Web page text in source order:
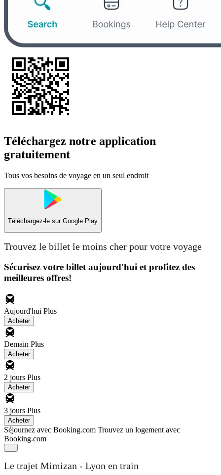
Téléchargez notre application
gratuitement
Tous vos besoins de voyage en un seul endroit
Téléchargez-le sur Google Play
Trouvez le billet le moins cher pour votre voyage
Sécurisez votre billet aujourd'hui et profitez des
meilleures offres!
Aujourd'hui Plus
Acheter
Demain Plus
Acheter
2 jours Plus
Acheter
3 jours Plus
Acheter
Séjournez avec Booking.com Trouvez un logement avec
Booking.com
Le trajet Mimizan - Lyon en train